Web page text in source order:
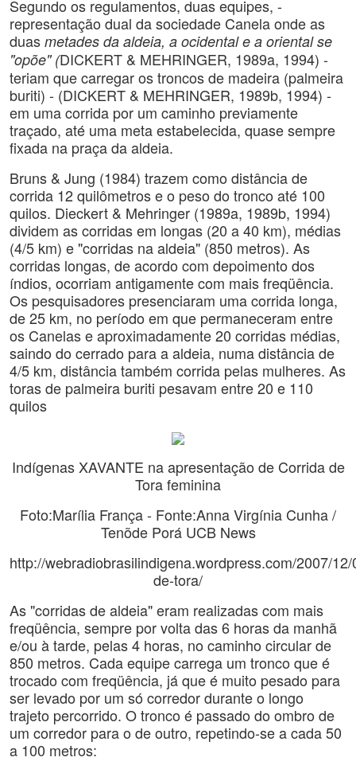
Segundo os regulamentos, duas equipes, -
representação dual da sociedade Canela onde as
duas metades da aldeia, a ocidental e a oriental se
"opõe" (DICKERT & MEHRINGER, 1989a, 1994) -
teriam que carregar os troncos de madeira (palmeira
buriti) - (DICKERT & MEHRINGER, 1989b, 1994) -
em uma corrida por um caminho previamente
traçado, até uma meta estabelecida, quase sempre
fixada na praça da aldeia.
Bruns & Jung (1984) trazem como distância de
corrida 12 quilômetros e o peso do tronco até 100
quilos. Dieckert & Mehringer (1989a, 1989b, 1994)
dividem as corridas em longas (20 a 40 km), médias
(4/5 km) e "corridas na aldeia" (850 metros). As
corridas longas, de acordo com depoimento dos
índios, ocorriam antigamente com mais freqüência.
Os pesquisadores presenciaram uma corrida longa,
de 25 km, no período em que permaneceram entre
os Canelas e aproximadamente 20 corridas médias,
saindo do cerrado para a aldeia, numa distância de
4/5 km, distância também corrida pelas mulheres. As
toras de palmeira buriti pesavam entre 20 e 110
quilos
Indígenas XAVANTE na apresentação de Corrida de
Tora feminina
Foto:Marília França - Fonte:Anna Virgínia Cunha /
Tenõde Porá UCB News
http://webradiobrasilindigena.wordpress.com/2007/
de-tora/
As "corridas de aldeia" eram realizadas com mais
freqüência, sempre por volta das 6 horas da manhã
e/ou à tarde, pelas 4 horas, no caminho circular de
850 metros. Cada equipe carrega um tronco que é
trocado com freqüência, já que é muito pesado para
ser levado por um só corredor durante o longo
trajeto percorrido. O tronco é passado do ombro de
um corredor para o de outro, repetindo-se a cada 50
a 100 metros: